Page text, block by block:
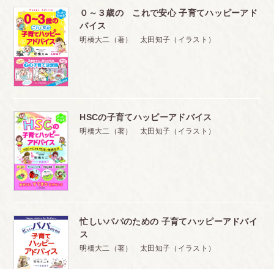
はいい子に育つ
(9)「甘やかす」と「甘えさせる」は、どう違うのか
(10) 10歳以下の子どもが、あまり甘えてこないときは、接す
い
愛情と甘えはパイプ詰まりを打開する力
子どもによって、同じきょうだいでも、甘えるのが上手な子
と、甘えるのが下手な子がいます
(11) 叱っていい子と、いけない子がいる
(12) 子どもを叱るときに、注意すること
◆叱るときに、大切なポイントは3つあります
全人格を否定するような言い方をしない
０～３歳の これで安心 子育てハッピーアド
バイス
明橋大二（著） 太田知子（イラスト）
HSCの子育てハッピーアドバイス
明橋大二（著） 太田知子（イラスト）
忙しいパパのための 子育てハッピーアドバイ
ス
明橋大二（著） 太田知子（イラスト）